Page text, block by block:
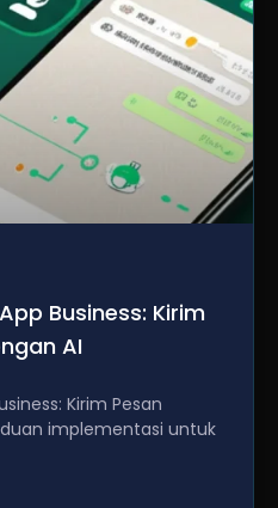
Business: Kirim
AI
Kirim Pesan
implementasi untuk